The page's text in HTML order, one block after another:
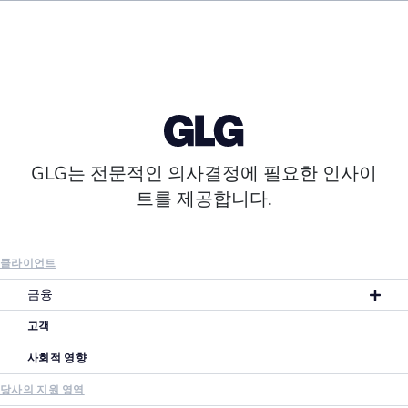
GLG는 전문적인 의사결정에 필요한 인사이
트를 제공합니다.
클라이언트
금융
고객
사회적 영향
당사의 지원 영역